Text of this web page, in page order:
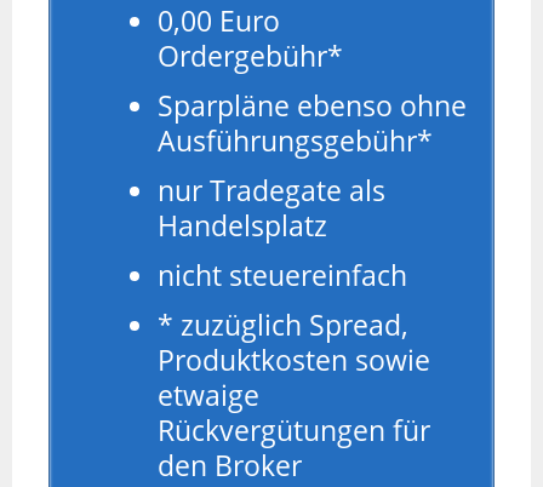
0,00 Euro
Ordergebühr*
Sparpläne ebenso ohne
Ausführungsgebühr*
nur Tradegate als
Handelsplatz
nicht steuereinfach
* zuzüglich Spread,
Produktkosten sowie
etwaige
Rückvergütungen für
den Broker